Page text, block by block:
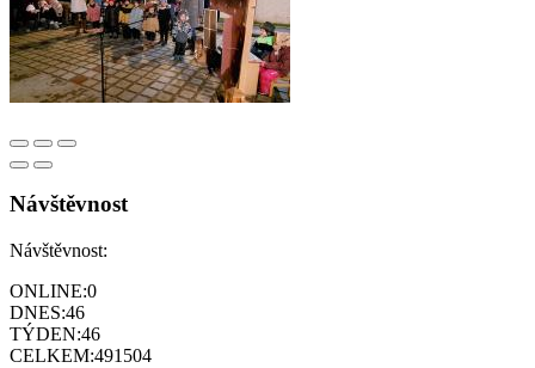
Návštěvnost
Návštěvnost:
ONLINE:0
DNES:46
TÝDEN:46
CELKEM:491504